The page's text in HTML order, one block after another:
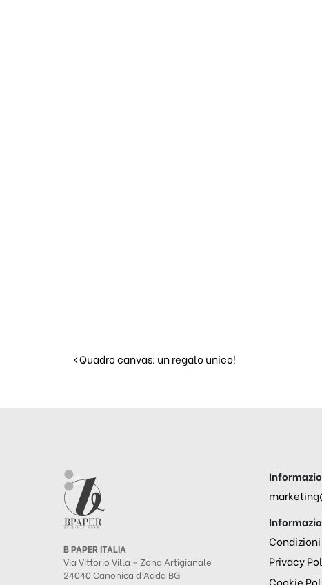
Navigazione articoli
Quadro canvas: un regalo unico!
B PAPER ITALIA
Via Vittorio Villa – Zona Artigianale
24040 Canonica d’Adda BG
Privacy
Cookie